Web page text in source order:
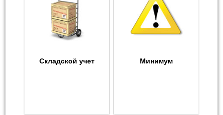
Складской учет Минимум